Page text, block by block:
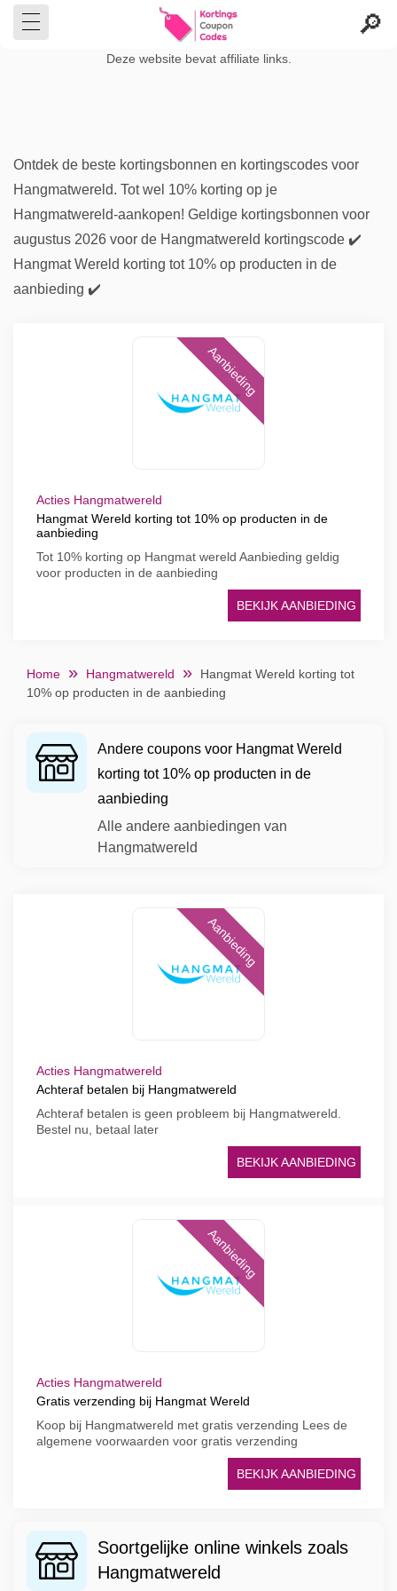
Deze website bevat affiliate links.
Ontdek de beste kortingsbonnen en kortingscodes voor
Hangmatwereld. Tot wel 10% korting op je
Hangmatwereld-aankopen! Geldige kortingsbonnen voor
augustus 2026 voor de Hangmatwereld kortingscode ✔️
Hangmat Wereld korting tot 10% op producten in de
aanbieding ✔️
Aanbieding
Acties Hangmatwereld
Hangmat Wereld korting tot 10% op producten in de
aanbieding
Tot 10% korting op Hangmat wereld Aanbieding geldig
voor producten in de aanbieding
BEKIJK AANBIEDING
Home Hangmatwereld
Hangmat Wereld korting tot
10% op producten in de aanbieding
Andere coupons voor Hangmat Wereld
korting tot 10% op producten in de
aanbieding
Alle andere aanbiedingen van
Hangmatwereld
Aanbieding
Acties Hangmatwereld
Achteraf betalen bij Hangmatwereld
Achteraf betalen is geen probleem bij Hangmatwereld.
Bestel nu, betaal later
BEKIJK AANBIEDING
Aanbieding
Acties Hangmatwereld
Gratis verzending bij Hangmat Wereld
Koop bij Hangmatwereld met gratis verzending Lees de
algemene voorwaarden voor gratis verzending
BEKIJK AANBIEDING
Soortgelijke online winkels zoals
Hangmatwereld